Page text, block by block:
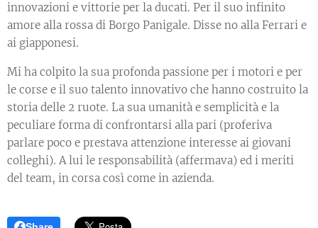
innovazioni e vittorie per la ducati. Per il suo infinito
amore alla rossa di Borgo Panigale. Disse no alla Ferrari e
ai giapponesi.
Mi ha colpito la sua profonda passione per i motori e per
le corse e il suo talento innovativo che hanno costruito la
storia delle 2 ruote. La sua umanità e semplicità e la
peculiare forma di confrontarsi alla pari (proferiva
parlare poco e prestava attenzione interesse ai giovani
colleghi). A lui le responsabilità (affermava) ed i meriti
del team, in corsa così come in azienda.